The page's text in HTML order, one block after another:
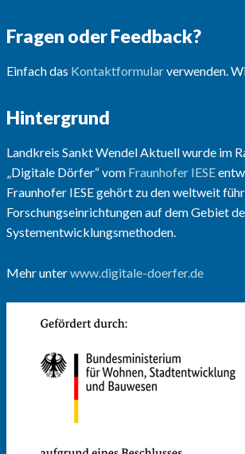
Fragen oder Feedback?
Einfach das Kontaktformularverwenden.
Hintergrund
Landkreis Sankt Wendel Aktuell wurde im
„Digitale Dörfer“ vom Fraunhofer IESE
Fraunhofer IESE gehört zu den weltweit
Forschungseinrichtungen auf dem Gebiet
Systementwicklungsmethoden.
Mehr unterwww.digitale-doerfer.de